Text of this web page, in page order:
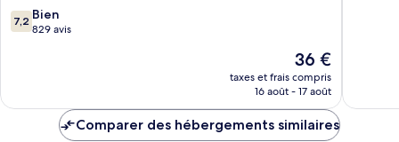
lès-
Tours
7.2
sur
7,2 Bien
829 avis
Le
nouveau
prix
de
36 €
taxes et frais compris
16 août - 17 août
Comparer des hébergements similaires